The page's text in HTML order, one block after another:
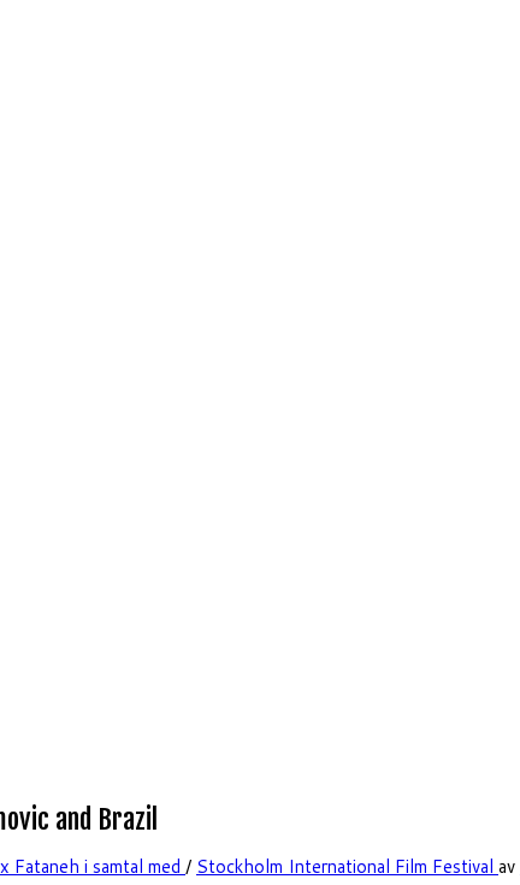
and Brazil
Fataneh i samtal med / Stockholm International Film Festival av